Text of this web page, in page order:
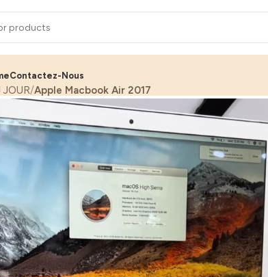
Contactez-Nous
JOUR Apple Macbook Air 2017